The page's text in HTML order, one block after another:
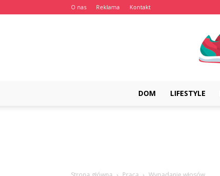
O nas Reklama Kontakt
DOM LIFESTYLE